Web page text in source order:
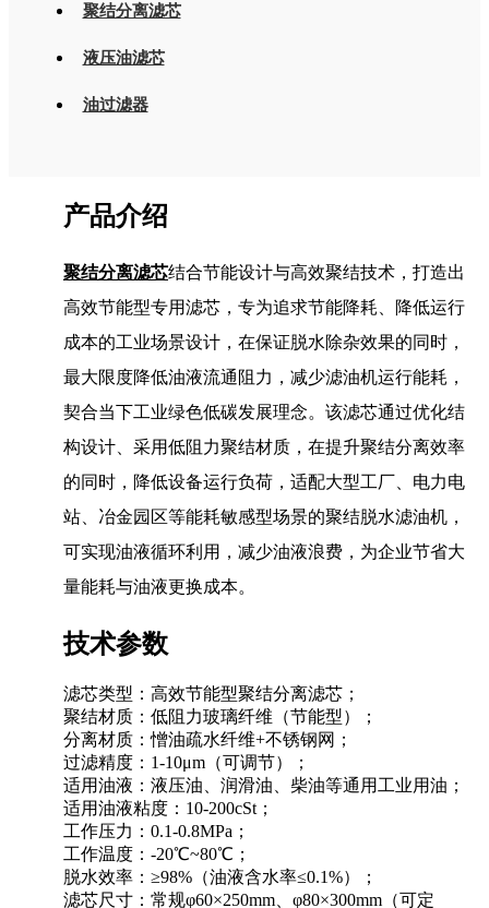
聚结分离滤芯
液压油滤芯
油过滤器
产品介绍
聚结分离滤芯结合节能设计与高效聚结技术，打造出
高效节能型专用滤芯，专为追求节能降耗、降低运行
成本的工业场景设计，在保证脱水除杂效果的同时，
最大限度降低油液流通阻力，减少滤油机运行能耗，
契合当下工业绿色低碳发展理念。该滤芯通过优化结
构设计、采用低阻力聚结材质，在提升聚结分离效率
的同时，降低设备运行负荷，适配大型工厂、电力电
站、冶金园区等能耗敏感型场景的聚结脱水滤油机，
可实现油液循环利用，减少油液浪费，为企业节省大
量能耗与油液更换成本。
技术参数
滤芯类型：高效节能型聚结分离滤芯；
聚结材质：低阻力玻璃纤维（节能型）；
分离材质：憎油疏水纤维+不锈钢网；
过滤精度：1-10μm（可调节）；
适用油液：液压油、润滑油、柴油等通用工业用油；
适用油液粘度：10-200cSt；
工作压力：0.1-0.8MPa；
工作温度：-20℃~80℃；
脱水效率：≥98%（油液含水率≤0.1%）；
滤芯尺寸：常规φ60×250mm、φ80×300mm（可定